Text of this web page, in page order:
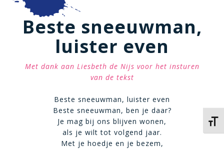
Beste sneeuwman,
luister even
Met dank aan Liesbeth de Nijs voor het insturen
van de tekst
Beste sneeuwman, luister even
Beste sneeuwman, ben je daar?
Je mag bij ons blijven wonen,
als je wilt tot volgend jaar.
Met je hoedje en je bezem,